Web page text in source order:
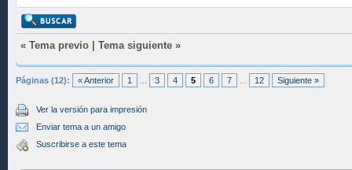
« Tema previo Tema siguiente »
Páginas (12): « Anterior 1 3 4 5 6 7 12 Siguiente »
Ver la versión para impresión
Enviar tema a un amigo
Suscribirse a este tema